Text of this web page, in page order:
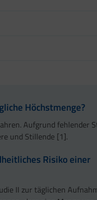
Höchstmenge?
Aufgrund fehlender
und Stillende [1].
Risiko einer
II zur täglichen